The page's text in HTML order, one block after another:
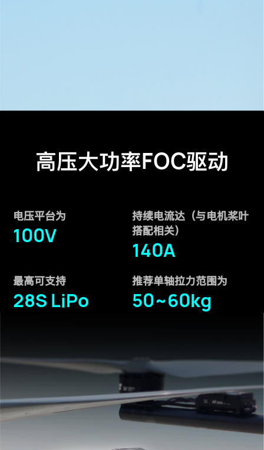
高压大功率FOC驱动
电压平台为
100V
持续电流达（与电机桨叶
搭配相关）
140A
最高可支持
28S LiPo
推荐单轴拉力范围为
50~60kg